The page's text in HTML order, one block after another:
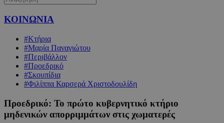
ΚΟΙΝΩΝΙΑ
#Κτήρια
#Μαρία Παναγιώτου
#Περιβάλλον
#Προεδρικό
#Σκουπίδια
#Φιλίππα Καρσερά Χριστοδουλίδη
Προεδρικό: Το πρώτο κυβερνητικό κτήριο
μηδενικών απορριμμάτων στις χωματερές